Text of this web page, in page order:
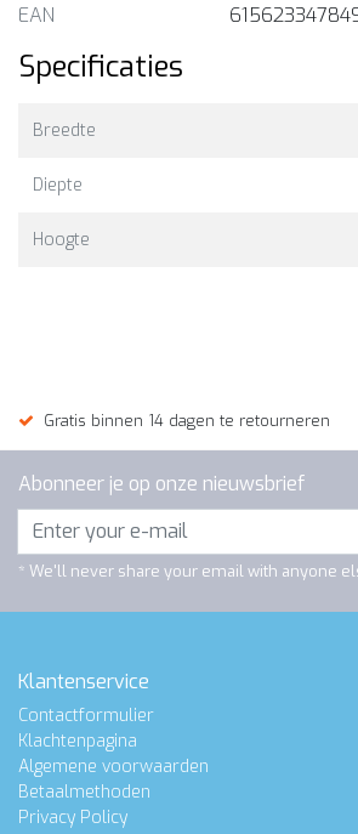
EAN
Specificaties
Breedte
Diepte
Hoogte
Gratis binnen 14 dagen te retourneren
Abonneer je op onze nieuwsbrief
* We'll never share your email with anyone
Klantenservice
Contactformulier
Klachtenpagina
Algemene voorwaarden
Betaalmethoden
Privacy Policy